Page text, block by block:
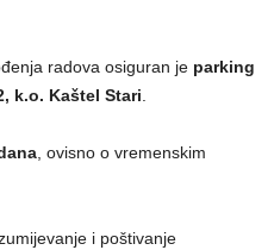
radova osiguran je parking
k.o. Kaštel Stari
, ovisno o vremenskim
i poštivanje